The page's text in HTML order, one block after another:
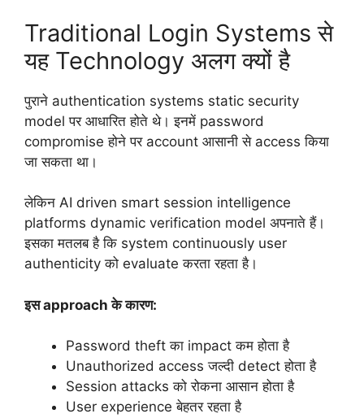
Traditional Login Systems से
यह Technology अलग क्यों है
पुराने authentication systems static security
model पर आधारित होते थे। इनमें password
compromise होने पर account आसानी से access किया
जा सकता था।
लेकिन AI driven smart session intelligence
platforms dynamic verification model अपनाते हैं।
इसका मतलब है कि system continuously user
authenticity को evaluate करता रहता है।
इस approach के कारण:
Password theft का impact कम होता है
Unauthorized access जल्दी detect होता है
Session attacks को रोकना आसान होता है
User experience बेहतर रहता है